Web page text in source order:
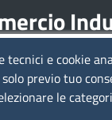
- 48121
tecnici e cookie
previo tuo
le